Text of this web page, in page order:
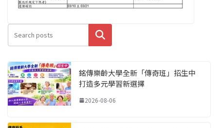
搜尋
銘傳樂齡大學全新「傳奇班」招生中
打造多元學習新選擇
2026-08-06